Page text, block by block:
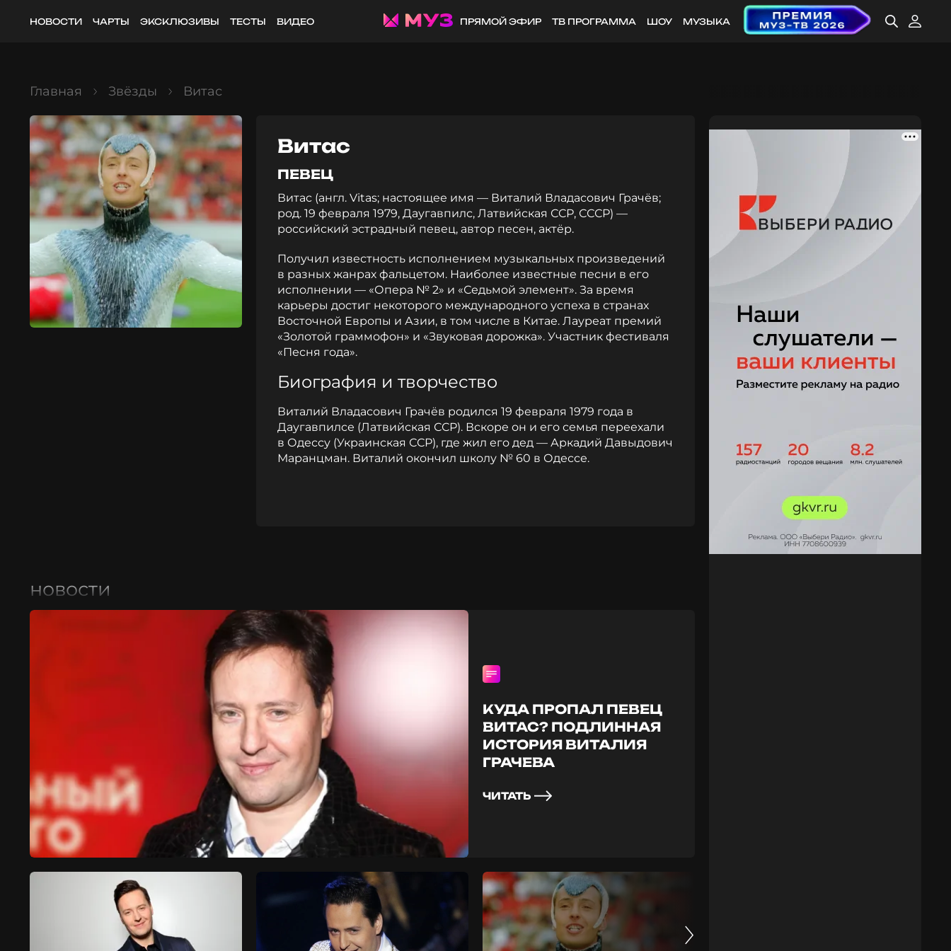
НОВОСТИ ЧАРТЫ ЭКСКЛЮЗИВЫ ТЕСТЫ ВИДЕО ПРЯМОЙ ЭФИР ТВ ПРОГРАММА ШОУ МУЗЫКА
Главная Звёзды Витас
Витас
ПЕВЕЦ
Витас (англ. Vitas; настоящее имя — Виталий Владасович Грачёв;
род. 19 февраля 1979, Даугавпилс, Латвийская ССР, СССР) —
российский эстрадный певец, автор песен, актёр.
Получил известность исполнением музыкальных произведений
в разных жанрах фальцетом. Наиболее известные песни в его
исполнении — «Опера № 2» и «Седьмой элемент». За время
карьеры достиг некоторого международного успеха в странах
Восточной Европы и Азии, в том числе в Китае. Лауреат премий
«Золотой граммофон» и «Звуковая дорожка». Участник фестиваля
«Песня года».
Биография и творчество
Виталий Владасович Грачёв родился 19 февраля 1979 года в
Даугавпилсе (Латвийская ССР). Вскоре он и его семья переехали
в Одессу (Украинская ССР), где жил его дед — Аркадий Давыдович
Маранцман. Виталий окончил школу № 60 в Одессе.
новости
КУДА ПРОПАЛ ПЕВЕЦ
ВИТАС? ПОДЛИННАЯ
ИСТОРИЯ ВИТАЛИЯ
ГРАЧЕВА
ЧИТАТЬ